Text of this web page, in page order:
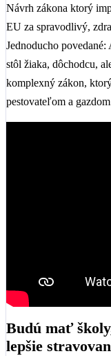
Návrh zákona ktorý
EU za spravodlivý,
Jednoducho
stôl žiaka, dôchodcu,
komplexný zákon,
pestovateľom a
Budú mať
lepšie